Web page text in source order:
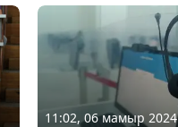
11:02, 06 мамыр 2024